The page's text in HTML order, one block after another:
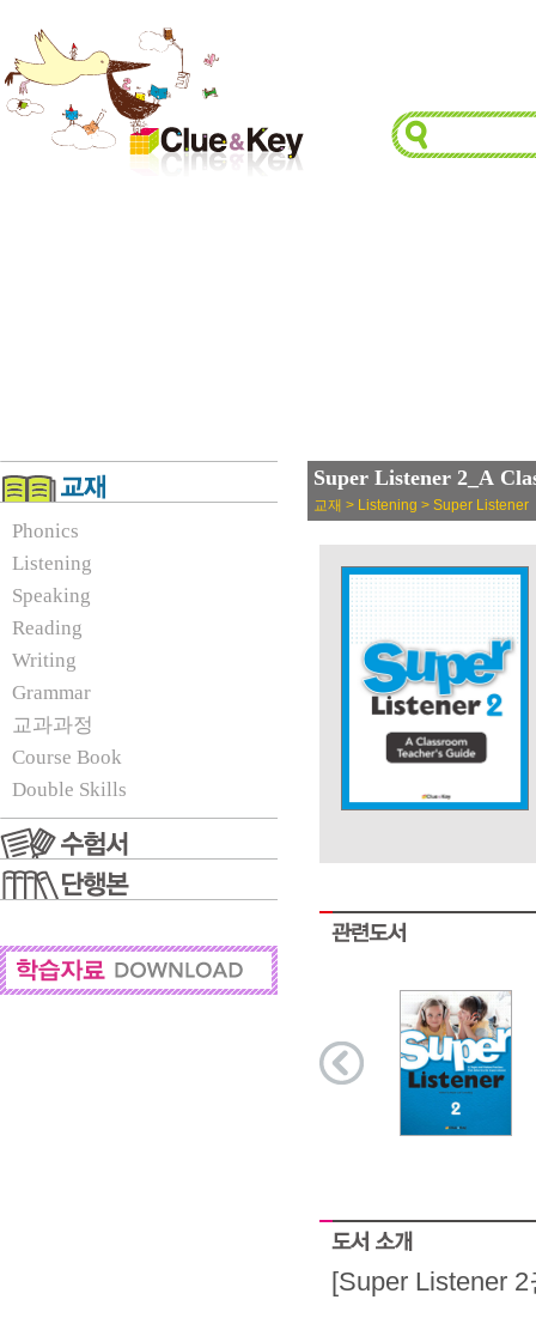
Phonics
Listening
Speaking
Reading
Writing
Grammar
교과과정
Course Book
Double Skills
Super Listener 2_A
교재 > Listening > Super Listener
[Super Listener